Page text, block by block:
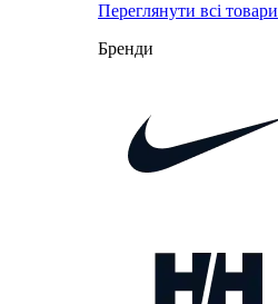
Переглянути всі товари
Бренди